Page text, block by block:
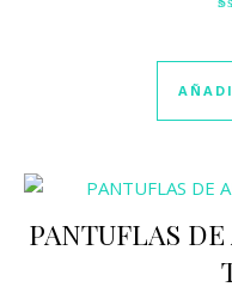
PANTUFLAS